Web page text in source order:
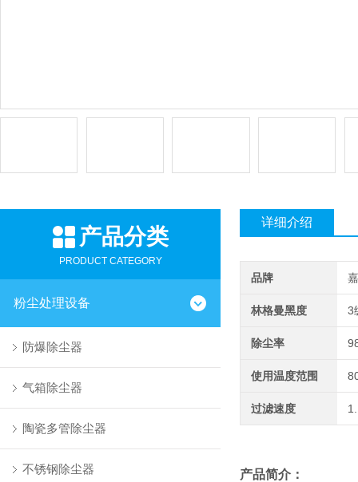
产品分类
PRODUCT CATEGORY
粉尘处理设备
防爆除尘器
气箱除尘器
陶瓷多管除尘器
不锈钢除尘器
详细介绍
品牌
林格曼黑度 3
除尘率
使用温度范围
过滤速度
产品简介：